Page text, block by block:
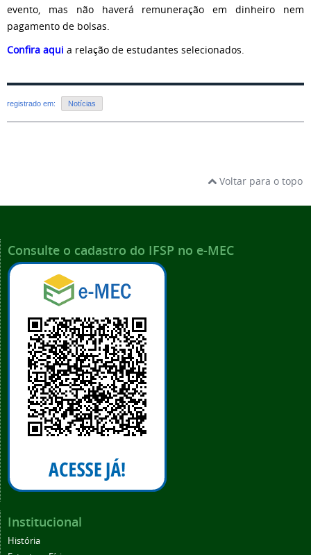
evento, mas não haverá remuneração em dinheiro nem
pagamento de bolsas.
Confira aqui a relação de estudantes selecionados.
registrado em: Notícias
Voltar para o topo
Consulte o cadastro do IFSP no e-MEC
Institucional
História